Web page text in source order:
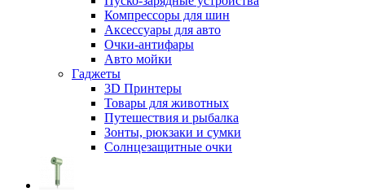
Компрессоры для шин
Аксессуары для авто
Очки-антифары
Авто мойки
Гаджеты
3D Принтеры
Товары для животных
Путешествия и рыбалка
Зонты, рюкзаки и сумки
Солнцезащитные очки